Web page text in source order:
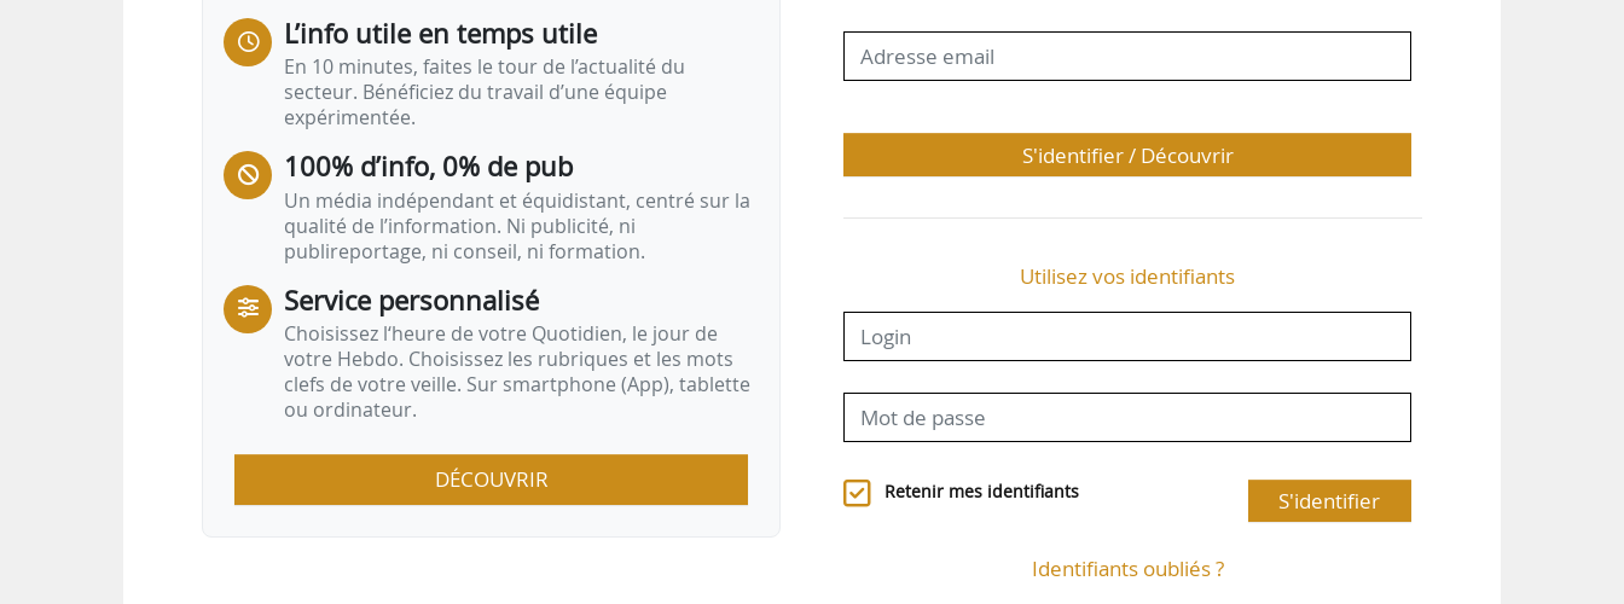
L’info utile en temps utile
En 10 minutes, faites le tour de l’actualité du
secteur. Bénéficiez du travail d’une équipe
expérimentée.
100% d’info, 0% de pub
Un média indépendant et équidistant, centré sur la
qualité de l’information. Ni publicité, ni
publireportage, ni conseil, ni formation.
Service personnalisé
Choisissez l‘heure de votre Quotidien, le jour de
votre Hebdo. Choisissez les rubriques et les mots
clefs de votre veille. Sur smartphone (App), tablette
ou ordinateur.
DÉCOUVRIR
S'identifier / Découvrir
Utilisez vos identifiants
Retenir mes identifiants S'identifier
Identifiants oubliés ?